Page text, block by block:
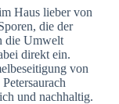
Haus lieber von
die der
die Umwelt
direkt ein.
von
und nachhaltig.